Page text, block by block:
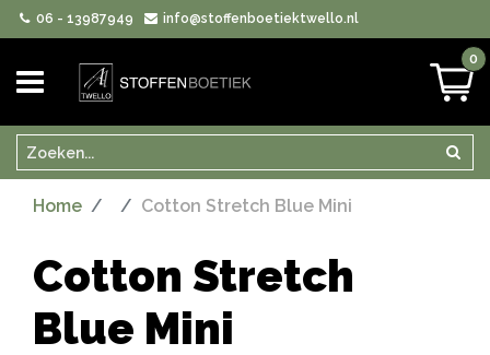
06 - 13987949 info@stoffenboetiektwello.nl
0
Zoeken
Home Cotton Stretch Blue Mini
Cotton Stretch
Blue Mini